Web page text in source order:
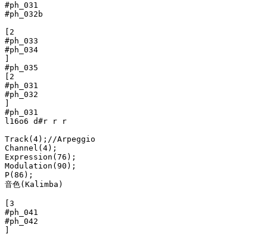
#ph_031
#ph_032b
[2
#ph_033
#ph_034
#ph_035
[2
#ph_031
#ph_032
#ph_031
l16o6 d#r r r
Track(4);//Arpeggio
Channel(4);
Expression(76);
Modulation(90);
P(86);
音色(Kalimba)
[3
#ph_041
#ph_042